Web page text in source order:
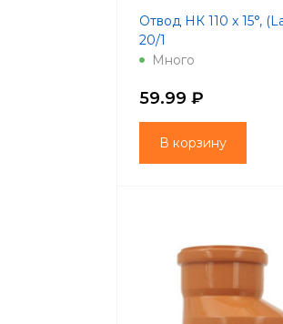
Отвод НК 110 х 15°,
20/1
Много
59.99 ₽
В корзину